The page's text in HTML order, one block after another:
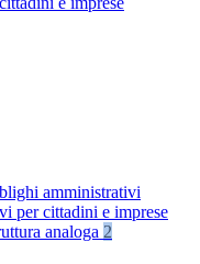
amministrativi
per cittadini e imprese
analoga 2